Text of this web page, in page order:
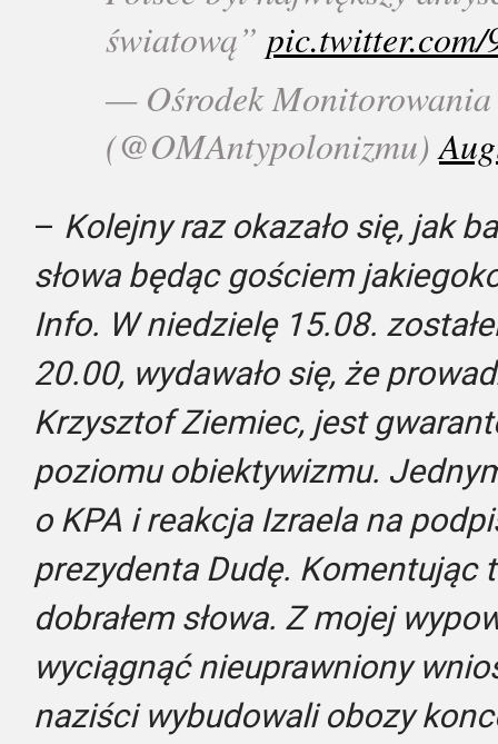
światową”
— Ośrodek
(@OMAntypolonizmu)
– Kolejny raz okazało się, jak
słowa będąc gościem
Info. W niedzielę 15.08.
20.00, wydawało się, że
Krzysztof Ziemiec, jest
poziomu obiektywizmu.
o KPA i reakcja Izraela na
prezydenta Dudę. Komentując
dobrałem słowa. Z mojej
wyciągnąć nieuprawniony
naziści wybudowali obozy